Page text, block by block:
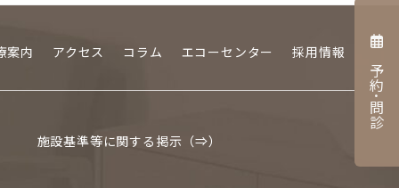
案内 アクセス コラム エコーセンター 採用情報
施設基準等に関する掲示（⇒）
予約･問診